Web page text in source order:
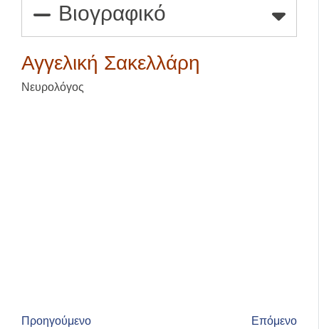
Βιογραφικό
Αγγελική Σακελλάρη
Νευρολόγος
Προηγούμενο Επόμενο